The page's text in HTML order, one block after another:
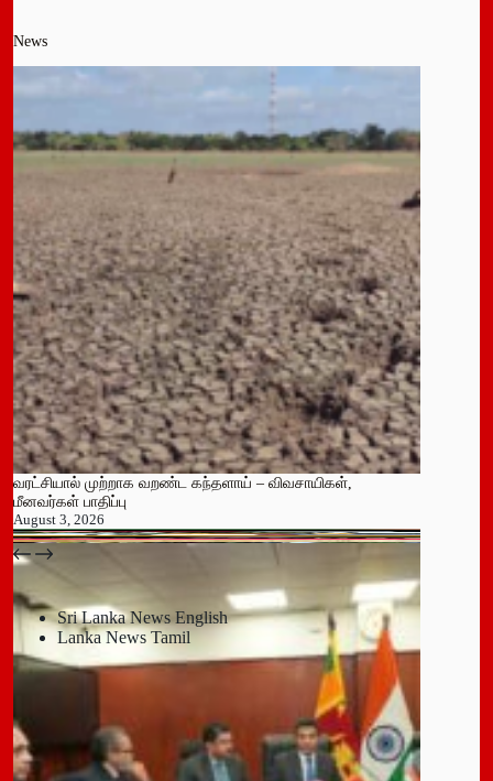
News
வரட்சியால் முற்றாக வறண்ட கந்தளாய் – விவசாயிகள்,
மீனவர்கள் பாதிப்பு
August 3, 2026
பதுளை மாநகர சபையின் NPP உறுப்பினர் திடீர் ராஜினாமா!
July 14, 2026
Sri Lanka News English
Lanka News Tamil